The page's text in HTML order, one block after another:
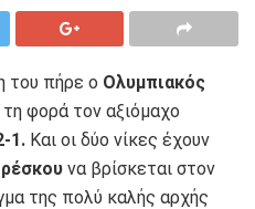
του πήρε ο Ολυμπιακός
φορά τον αξιόμαχο
1. Και οι δύο νίκες έχουν
να βρίσκεται στον
της πολύ καλής αρχής